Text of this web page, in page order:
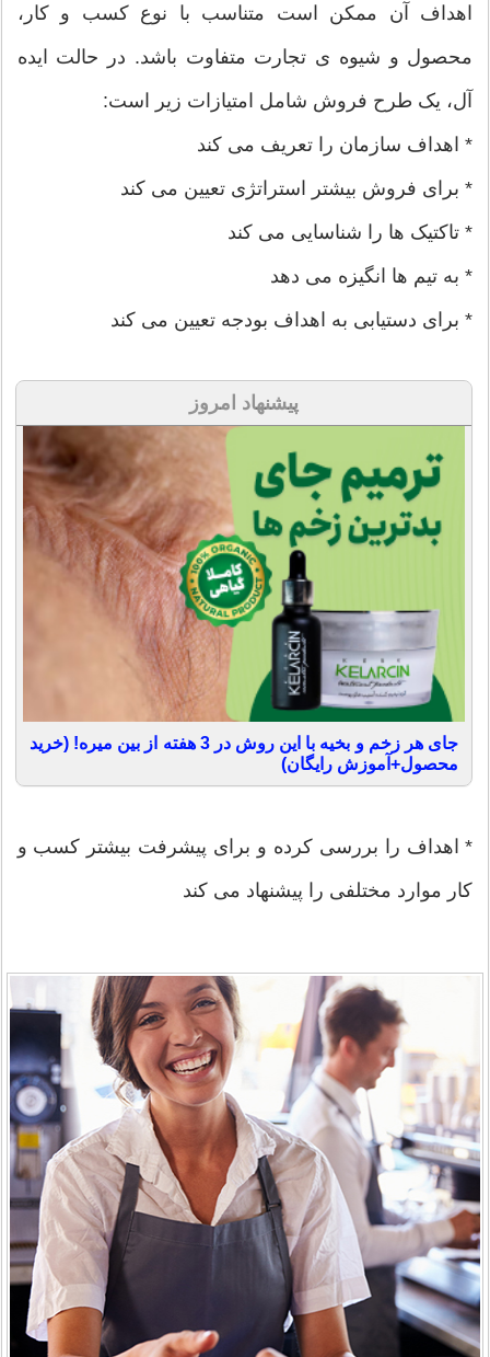
اهداف آن ممکن است متناسب با نوع کسب و کار،
محصول و شیوه ی تجارت متفاوت باشد. در حالت ایده
آل، یک طرح فروش شامل امتیازات زیر است:
* اهداف سازمان را تعریف می کند
* برای فروش بیشتر استراتژی تعیین می کند
* تاکتیک ها را شناسایی می کند
* به تیم ها انگیزه می دهد
* برای دستیابی به اهداف بودجه تعیین می کند
پیشنهاد امروز
جای هر زخم و بخیه با این روش در 3 هفته از بین میره! (خرید
محصول+آموزش رایگان)
* اهداف را بررسی کرده و برای پیشرفت بیشتر کسب و
کار موارد مختلفی را پیشنهاد می کند